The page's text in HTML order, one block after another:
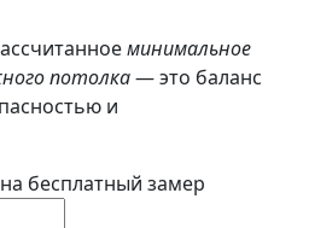
минимальное
потолка— это баланс
и
бесплатный замер